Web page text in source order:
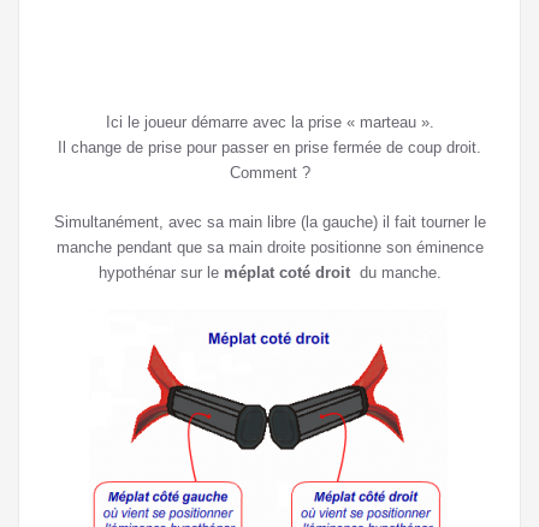
Ici le joueur démarre avec la prise « marteau ».
Il change de prise pour passer en prise fermée de coup droit.
Comment ?
Simultanément, avec sa main libre (la gauche) il fait tourner le
manche pendant que sa main droite positionne son éminence
hypothénar sur le méplat coté droitdu manche.